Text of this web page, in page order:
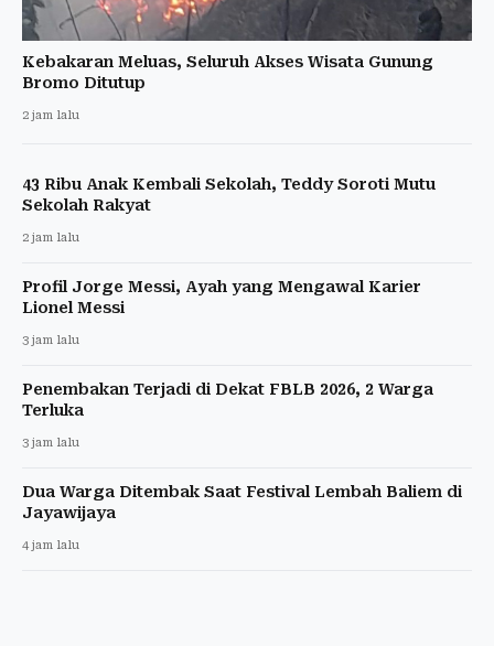
Kebakaran Meluas, Seluruh Akses Wisata Gunung
Bromo Ditutup
2 jam lalu
43 Ribu Anak Kembali Sekolah, Teddy Soroti Mutu
Sekolah Rakyat
2 jam lalu
Profil Jorge Messi, Ayah yang Mengawal Karier
Lionel Messi
3 jam lalu
Penembakan Terjadi di Dekat FBLB 2026, 2 Warga
Terluka
3 jam lalu
Dua Warga Ditembak Saat Festival Lembah Baliem di
Jayawijaya
4 jam lalu